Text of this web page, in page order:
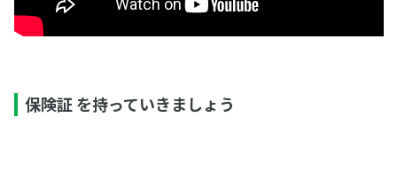
保険証 を持っていきましょう